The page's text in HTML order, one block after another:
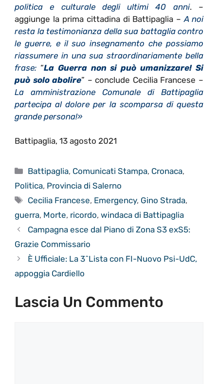
politica e culturale degli ultimi 40 anni. –
aggiunge la prima cittadina di Battipaglia –A noi
resta la testimonianza della sua battaglia contro
le guerre, e il suo insegnamento che possiamo
riassumere in una sua straordinariamente bella
frase: “La Guerra non si può umanizzare! Si
può solo abolire” – conclude Cecilia Francese –
La amministrazione Comunale di Battipaglia
partecipa al dolore per la scomparsa di questa
grande persona!»
Battipaglia, 13 agosto 2021
Categorie
Battipaglia, Comunicati Stampa, Cronaca,
Politica, Provincia di Salerno
Tag
Cecilia Francese, Emergency, Gino Strada,
guerra, Morte, ricordo, windaca di Battipaglia
Campagna esce dal Piano di Zona S3 exS5:
Grazie Commissario
È Ufficiale: La 3^Lista con FI-Nuovo Psi-UdC,
appoggia Cardiello
Lascia Un Commento